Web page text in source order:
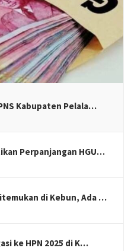
Kabupaten Pelala…
Perpanjangan HGU…
di Kebun, Ada …
ke HPN 2025 di K…